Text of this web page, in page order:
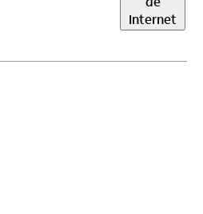
Internet